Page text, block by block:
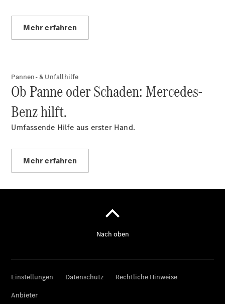
buchen
Über uns
Unternehmen
Servicetermin
Mehr erfahren
Pannen- & Unfallhilfe
Ob Panne oder Schaden: Mercedes-
Benz hilft.
Umfassende Hilfe aus erster Hand.
Mehr erfahren